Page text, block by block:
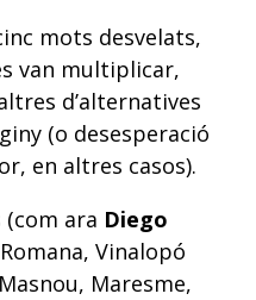
mots desvelats,
van multiplicar,
d’alternatives
(o desesperació
en altres casos).
ara Diego
Vinalopó
Maresme,